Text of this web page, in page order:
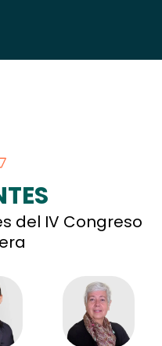
del IV Congreso